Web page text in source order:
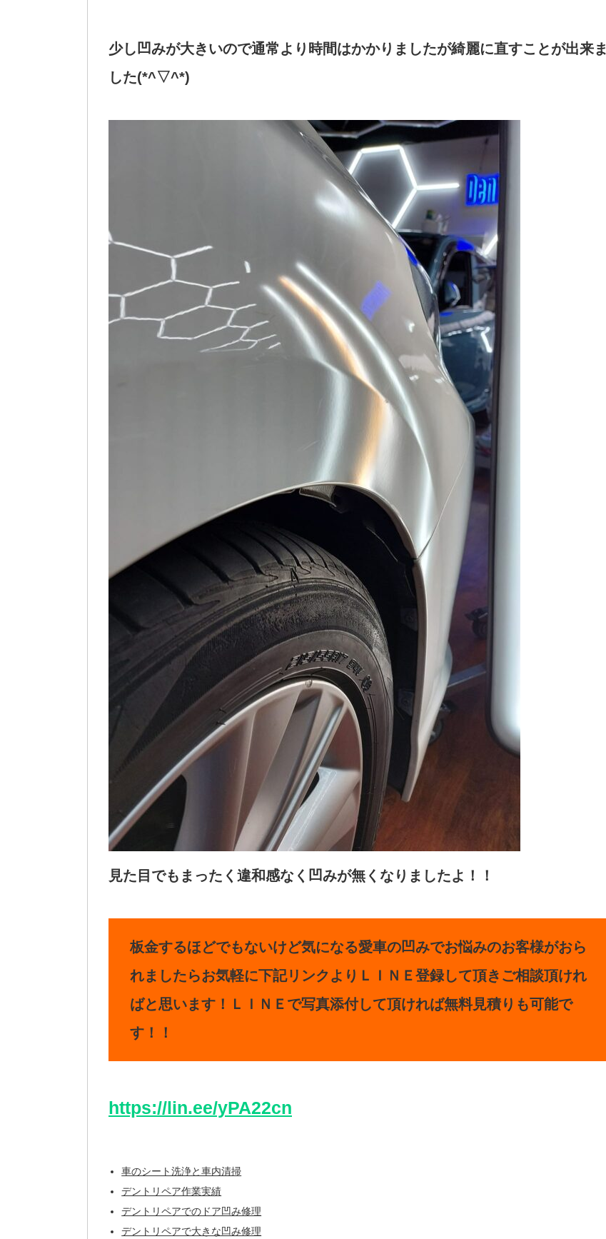
少し凹みが大きいので通常より時間はかかりましたが綺麗に直すことが出来ま
した(*^▽^*)
見た目でもまったく違和感なく凹みが無くなりましたよ！！
板金するほどでもないけど気になる愛車の凹みでお悩みのお客様がおら
れましたらお気軽に下記リンクよりＬＩＮＥ登録して頂きご相談頂けれ
ばと思います！ＬＩＮＥで写真添付して頂ければ無料見積りも可能で
す！！
https://lin.ee/yPA22cn
車のシート洗浄と車内清掃
デントリペア作業実績
デントリペアでのドア凹み修理
デントリペアで大きな凹み修理